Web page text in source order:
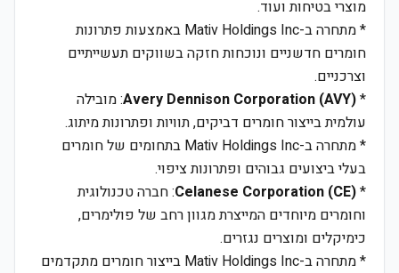
מוצרי בטיחות ועוד.
* מתחרה ב-Mativ Holdings Inc באמצעות פתרונות
חומרים חדשניים ונוכחות חזקה בשווקים תעשייתיים
וצרכניים.
*
Avery Dennison Corporation (AVY): מובילה
עולמית בייצור חומרים דביקים, תוויות ופתרונות מיתוג.
* מתחרה ב-Mativ Holdings Inc בתחומים של חומרים
בעלי ביצועים גבוהים ופתרונות ציפוי.
*
Celanese Corporation (CE): חברה טכנולוגית
וחומרים מיוחדים המייצרת מגוון רחב של פולימרים,
כימיקלים ומוצרים נגזרים.
* מתחרה ב-Mativ Holdings Inc בייצור חומרים מתקדמים